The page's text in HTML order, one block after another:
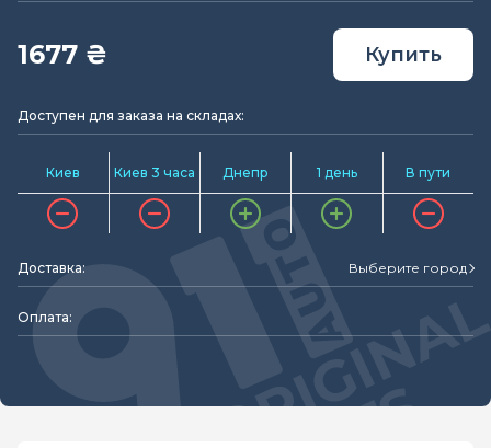
1677 ₴ Купить
Доступен для заказа на складах:
Киев Киев 3 часа Днепр 1 день В пути
Доставка: Выберите город
Оплата: